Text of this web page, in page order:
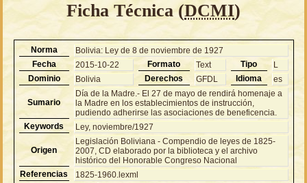
Ficha Técnica (DCMI)
Norma
Bolivia: Ley de 8 de noviembre de 1927
Fecha
2015-10-22 Formato Text Tipo
L
Dominio
Bolivia Derechos GFDL Idioma es
Sumario
Día de la Madre.- El 27 de mayo de rendirá homenaje a
la Madre en los establecimientos de instrucción,
pudiendo adherirse las asociaciones de beneficencia.
Keywords
Ley, noviembre/1927
Origen
Legislación Boliviana - Compendio de leyes de 1825-
2007, CD elaborado por la biblioteca y el archivo
histórico del Honorable Congreso Nacional
Referencias
1825-1960.lexml